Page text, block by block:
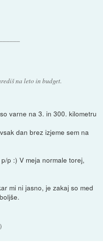
na leto in budget.
varne na 3. in 300. kilometru
dan brez izjeme sem na
p :) V meja normale torej,
mi ni jasno, je zakaj so med
)